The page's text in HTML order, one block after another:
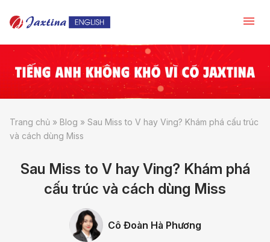
Trang chủ » Blog » Sau Miss to V hay Ving? Khám phá cấu trúc
và cách dùng Miss
Sau Miss to V hay Ving? Khám phá
cấu trúc và cách dùng Miss
Cô Đoàn Hà Phương